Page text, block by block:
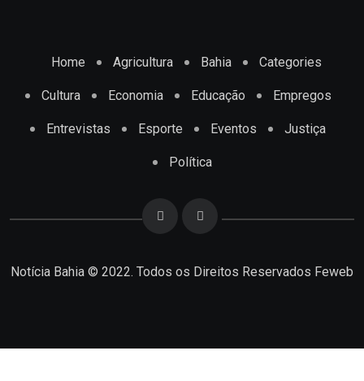
Home Agricultura Bahia Categories
Cultura Economia Educação Empregos
Entrevistas Esporte Eventos Justiça
Política
Notícia Bahia © 2022. Todos os Direitos Reservados Feweb